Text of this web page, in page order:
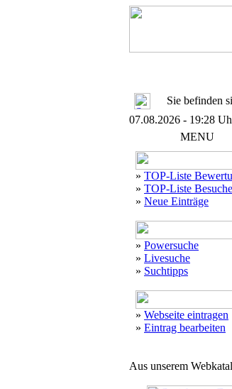
Sie befinden
07.08.2026 - 19:28
MENU
» TOP-Liste
» TOP-Liste
» Neue Einträge
» Powersuche
» Livesuche
» Suchtipps
» Webseite eintragen
» Eintrag bearbeiten
Aus unserem